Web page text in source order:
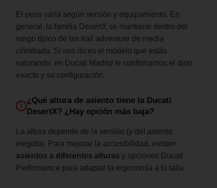
El peso varía según versión y equipamiento. En
general, la familia DesertX se mantiene dentro del
rango típico de las trail adventure de media
cilindrada. Si nos dices el modelo que estás
valorando, en Ducati Madrid te confirmamos el dato
exacto y su configuración.
i
¿Qué altura de asiento tiene la Ducati
DesertX? ¿Hay opción más baja?
La altura depende de la versión (y del asiento
elegido). Para mejorar la accesibilidad, existen
asientos a diferentes alturas y opciones Ducati
Performance para adaptar la ergonomía a tu talla.